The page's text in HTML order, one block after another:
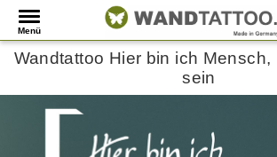
Menü
Wandtattoo Hier bin ich Mensch,
sein